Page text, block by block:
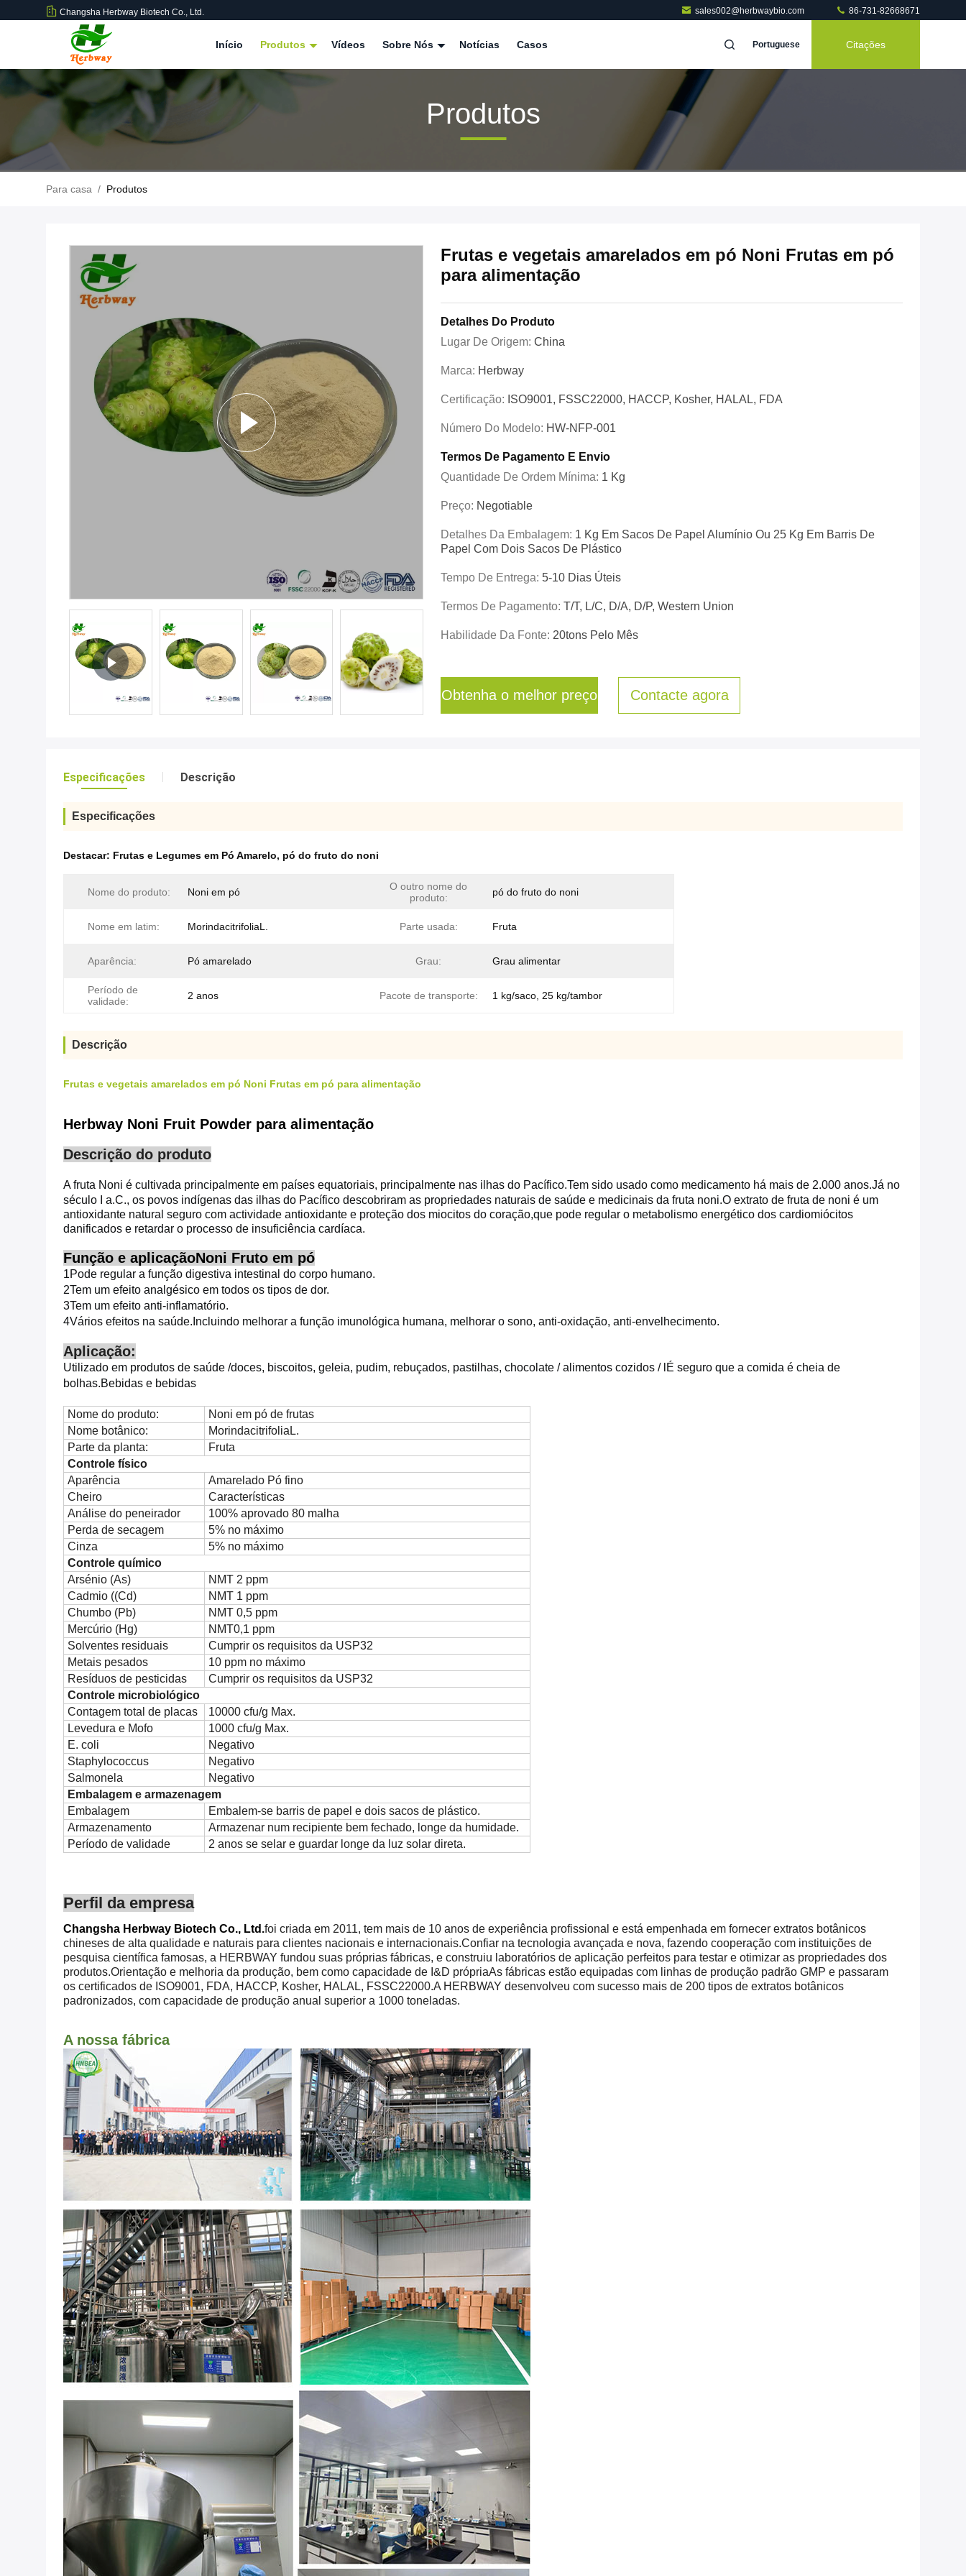
Changsha Herbway Biotech Co., Ltd. sales002@herbwaybio.com 86-731-82668671
Início Produtos Vídeos Sobre Nós Notícias Casos Portuguese Citações
Produtos
Para casa / Produtos
Frutas e vegetais amarelados em pó Noni Frutas em pó
para alimentação
Detalhes Do Produto
Lugar De Origem: China
Marca: Herbway
Certificação: ISO9001, FSSC22000, HACCP, Kosher, HALAL, FDA
Número Do Modelo: HW-NFP-001
Termos De Pagamento E Envio
Quantidade De Ordem Mínima: 1 Kg
Preço: Negotiable
Detalhes Da Embalagem: 1 Kg Em Sacos De Papel Alumínio Ou 25 Kg Em Barris De
Papel Com Dois Sacos De Plástico
Tempo De Entrega: 5-10 Dias Úteis
Termos De Pagamento: T/T, L/C, D/A, D/P, Western Union
Habilidade Da Fonte: 20tons Pelo Mês
Obtenha o melhor preço Contacte agora
Especificações Descrição
Especificações
Destacar: Frutas e Legumes em Pó Amarelo, pó do fruto do noni
Nome do produto: Noni em pó
O outro nome do
produto:
pó do fruto do noni
Nome em latim: MorindacitrifoliaL. Parte usada: Fruta
Aparência: Pó amarelado Grau: Grau alimentar
Período de
validade:
2 anos Pacote de transporte: 1 kg/saco, 25 kg/tambor
Descrição
Frutas e vegetais amarelados em pó Noni Frutas em pó para alimentação
Herbway Noni Fruit Powder para alimentação
Descrição do produto
A fruta Noni é cultivada principalmente em países equatoriais, principalmente nas ilhas do Pacífico.Tem sido usado como medicamento há mais de 2.000 anos.Já no
século I a.C., os povos indígenas das ilhas do Pacífico descobriram as propriedades naturais de saúde e medicinais da fruta noni.O extrato de fruta de noni é um
antioxidante natural seguro com actividade antioxidante e proteção dos miocitos do coração,que pode regular o metabolismo energético dos cardiomiócitos
danificados e retardar o processo de insuficiência cardíaca.
Função e aplicaçãoNoni Fruto em pó
1Pode regular a função digestiva intestinal do corpo humano.
2Tem um efeito analgésico em todos os tipos de dor.
3Tem um efeito anti-inflamatório.
4Vários efeitos na saúde. Incluindo melhorar a função imunológica humana, melhorar o sono, anti-oxidação, anti-envelhecimento.
Aplicação:
Utilizado em produtos de saúde /doces, biscoitos, geleia, pudim, rebuçados, pastilhas, chocolate / alimentos cozidos / l É seguro que a comida é cheia de
bolhas.Bebidas e bebidas
Nome do produto:
Noni em pó de frutas
Nome botânico:
MorindacitrifoliaL.
Parte da planta:
Fruta
Controle físico
Aparência
Amarelado Pó fino
Cheiro
Características
Análise do peneirador
100% aprovado 80 malha
Perda de secagem
5% no máximo
Cinza
5% no máximo
Controle químico
Arsénio (As)
NMT 2 ppm
Cadmio ((Cd)
NMT 1 ppm
Chumbo (Pb)
NMT 0,5 ppm
Mercúrio (Hg)
NMT0,1 ppm
Solventes residuais
Cumprir os requisitos da USP32
Metais pesados
10 ppm no máximo
Resíduos de pesticidas
Cumprir os requisitos da USP32
Controle microbiológico
Contagem total de placas
10000 cfu/g Max.
Levedura e Mofo
1000 cfu/g Max.
E. coli
Negativo
Staphylococcus
Negativo
Salmonela
Negativo
Embalagem e armazenagem
Embalagem
Embalem-se barris de papel e dois sacos de plástico.
Armazenamento
Armazenar num recipiente bem fechado, longe da humidade.
Período de validade
2 anos se selar e guardar longe da luz solar direta.
Perfil da empresa
Changsha Herbway Biotech Co., Ltd.foi criada em 2011, tem mais de 10 anos de experiência profissional e está empenhada em fornecer extratos botânicos
chineses de alta qualidade e naturais para clientes nacionais e internacionais.Confiar na tecnologia avançada e nova, fazendo cooperação com instituições de
pesquisa científica famosas, a HERBWAY fundou suas próprias fábricas, e construiu laboratórios de aplicação perfeitos para testar e otimizar as propriedades dos
produtos.Orientação e melhoria da produção, bem como capacidade de I&D própriaAs fábricas estão equipadas com linhas de produção padrão GMP e passaram
os certificados de ISO9001, FDA, HACCP, Kosher, HALAL, FSSC22000.A HERBWAY desenvolveu com sucesso mais de 200 tipos de extratos botânicos
padronizados, com capacidade de produção anual superior a 1000 toneladas.
A nossa fábrica